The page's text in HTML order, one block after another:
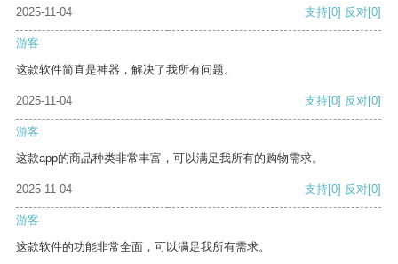
2025-11-04
支持[0] 反对[0]
游客
这款软件简直是神器，解决了我所有问题。
2025-11-04 支持[0] 反对[0]
游客
这款app的商品种类非常丰富，可以满足我所有的购物需求。
2025-11-04 支持[0] 反对[0]
游客
这款软件的功能非常全面，可以满足我所有需求。